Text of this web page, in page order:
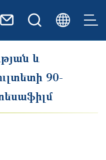
և
90-